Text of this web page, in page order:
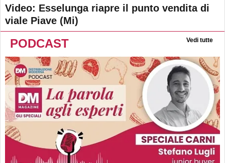
Video: Esselunga riapre il punto vendita di
viale Piave (Mi)
PODCAST Vedi tutte